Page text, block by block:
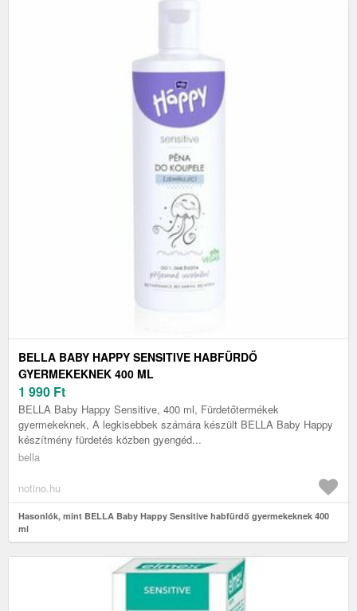
BELLA BABY HAPPY SENSITIVE HABFÜRDŐ
GYERMEKEKNEK 400 ML
1 990 Ft
BELLA Baby Happy Sensitive, 400 ml, Fürdetőtermékek
gyermekeknek, A legkisebbek számára készült BELLA Baby Happy
készítmény fürdetés közben gyengéd...
bella
notino.hu
Hasonlók, mint BELLA Baby Happy Sensitive habfürdő gyermekeknek 400
ml